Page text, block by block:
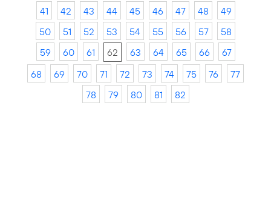
41
42 43 44 45 46 47 48
49
50
51 52 53 54 55 56 57
58
59
60 61 62 63 64 65 66
67
68
69 70 71 72 73 74 75 76
77
78
79 80 81 82